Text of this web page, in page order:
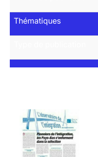
Thématiques